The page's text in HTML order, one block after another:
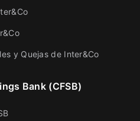
y Quejas de Inter&Co
Bank (CFSB)